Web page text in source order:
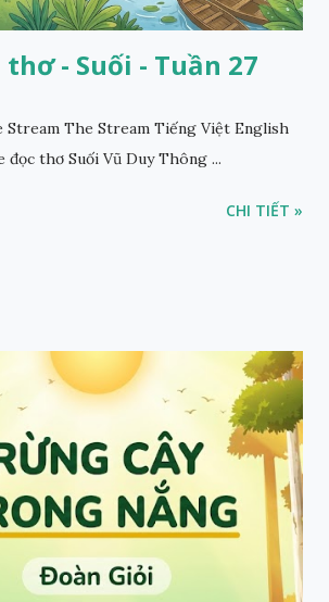
thơ - Suối - Tuần 27
Stream The Stream Tiếng Việt English
đọc thơ Suối Vũ Duy Thông ...
CHI TIẾT »